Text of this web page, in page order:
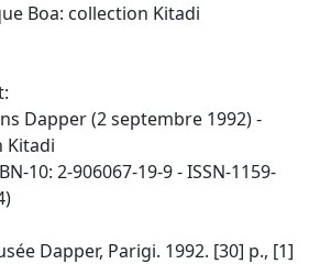
Boa: collection Kitadi
Dapper (2 septembre 1992) -
Kitadi
10: 2-906067-19-9 - ISSN-1159-
Dapper, Parigi. 1992. [30] p., [1]